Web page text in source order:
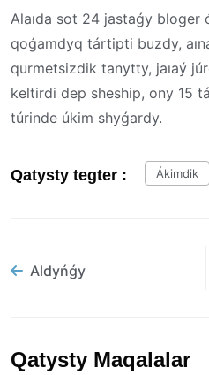
Alaıda sot 24 jastaǵy bloger
qoǵamdyq tártipti buzdy,
qurmetsizdik tanytty, jaıaý
keltirdi dep sheship, ony 15
túrinde úkim shyǵardy.
Qatysty tegter : Ákimdik
Aldyńǵy
Qatysty Maqalalar